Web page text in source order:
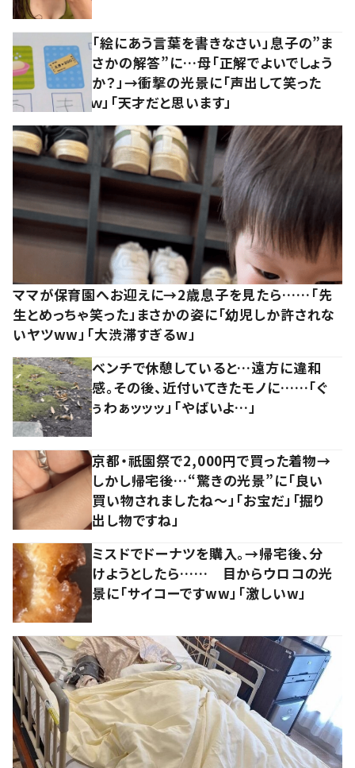
「絵にあう言葉を書きなさい」息子の”ま
さかの解答”に…母「正解でよいでしょう
か？」→衝撃の光景に「声出して笑った
ｗ」「天才だと思います」
ママが保育園へお迎えに→2歳息子を見たら……「先
生とめっちゃ笑った」まさかの姿に「幼児しか許されな
いヤツww」「大渋滞すぎるw」
ベンチで休憩していると…遠方に違和
感。その後、近付いてきたモノに……「ぐ
ぅわぁッッッ」「やばいよ…」
京都・祇園祭で2,000円で買った着物→
しかし帰宅後…“驚きの光景”に「良い
買い物されましたね～」「お宝だ」「掘り
出し物ですね」
ミスドでドーナツを購入。→帰宅後、分
けようとしたら…… 目からウロコの光
景に「サイコーですww」「激しいw」